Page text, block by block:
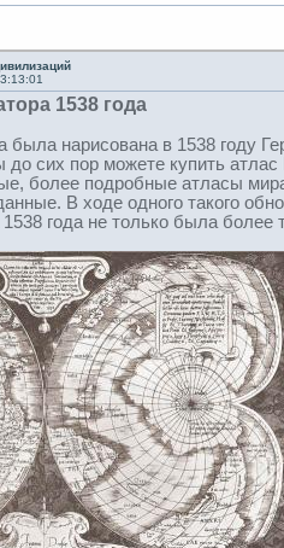
1538 года
была нарисована в 1538 году
сих пор можете купить
более подробные атласы
В ходе одного такого
1538 года не только была